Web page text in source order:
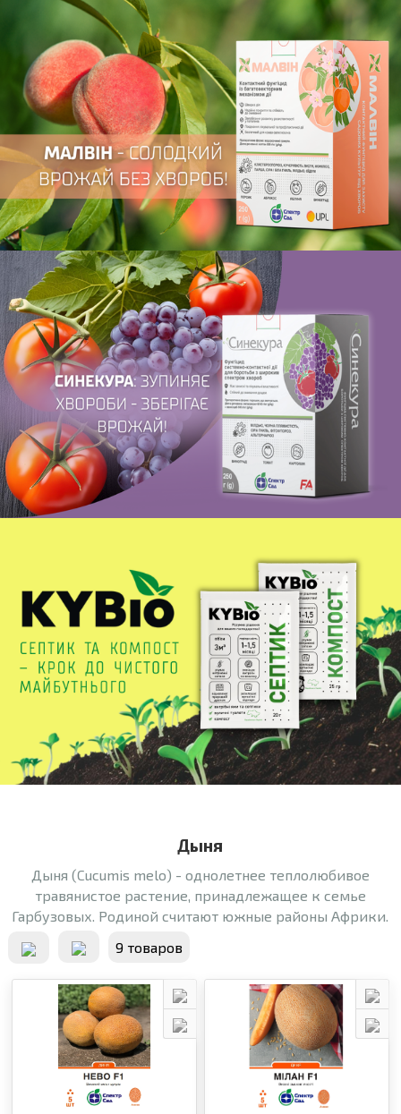
Дыня
Дыня (Cucumis melo) - однолетнее теплолюбивое
травянистое растение, принадлежащее к семье
Гарбузовых. Родиной считают южные районы Африки.
9 товаров